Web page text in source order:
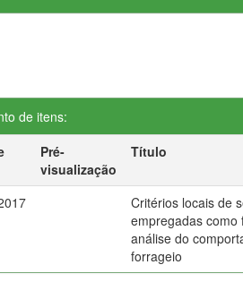
de itens:
Pré-
visualização
Título
Critérios locais de
empregadas
análise do
forrageio